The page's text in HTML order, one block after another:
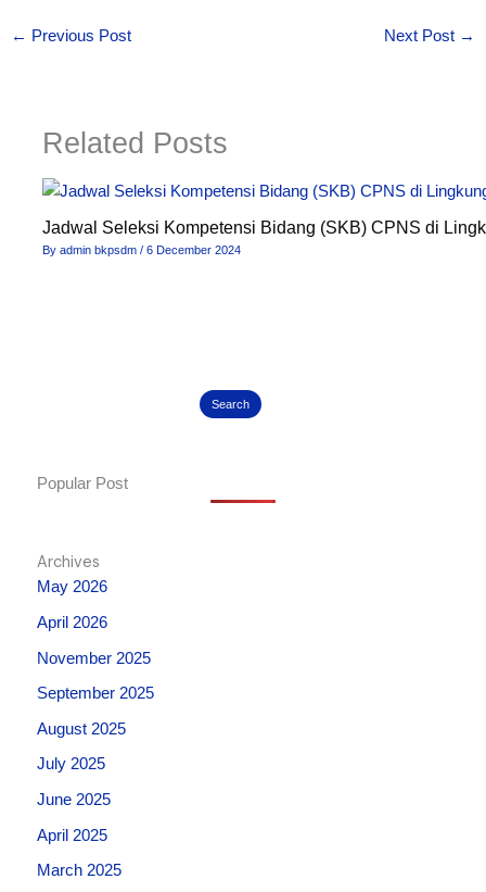
← Previous Post Next Post →
Related Posts
Jadwal Seleksi Kompetensi Bidang (SKB) CPNS di
Byadmin bkpsdm/6 December 2024
Search
Popular Post
Archives
May 2026
April 2026
November 2025
September 2025
August 2025
July 2025
June 2025
April 2025
March 2025